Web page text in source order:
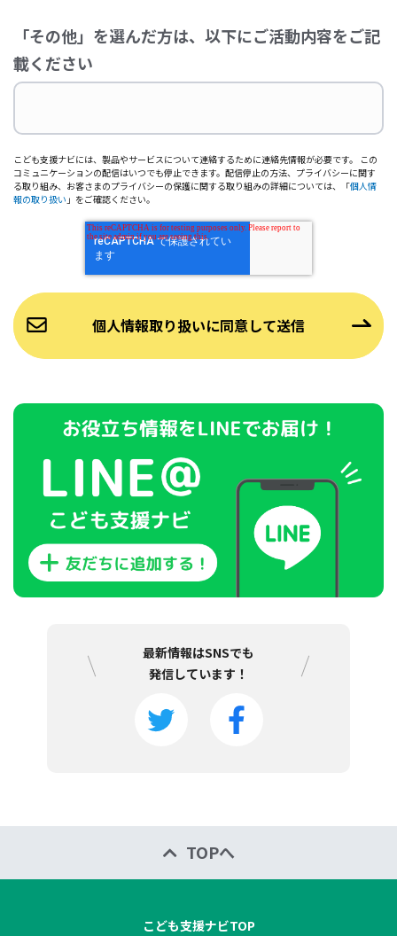
「その他」を選んだ方は、以下にご活動内容をご記
載ください
こども支援ナビには、製品やサービスについて連絡するために連絡先情報が必要です。 この
コミュニケーションの配信はいつでも停止できます。配信停止の方法、プライバシーに関す
る取り組み、お客さまのプライバシーの保護に関する取り組みの詳細については、「個人情
報の取り扱い 」をご確認ください。
最新情報はSNSでも
発信しています！
TOPへ
こども支援ナビTOP